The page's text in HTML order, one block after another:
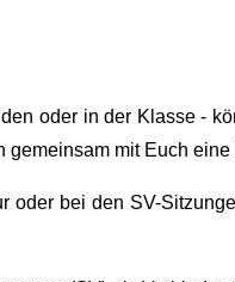
oder in der Klasse -
gemeinsam mit Euch eine
oder bei den SV-